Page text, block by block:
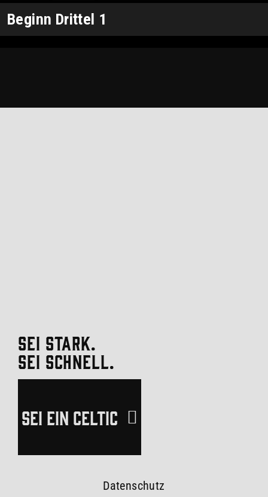
Beginn Drittel 1
SEI STARK.
SEI SCHNELL.
SEI EIN CELTIC
Datenschutz